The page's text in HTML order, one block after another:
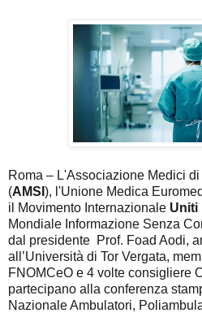
Roma – L'Associazione Medici
(AMSI ), l'Unione Medica
il Movimento Internazionale Uniti
Mondiale Informazione Senza
dal presidente Prof. Foad Aodi,
all’Università di Tor Vergata,
FNOMCeO e 4 volte consigliere
partecipano alla conferenza
Nazionale Ambulatori,